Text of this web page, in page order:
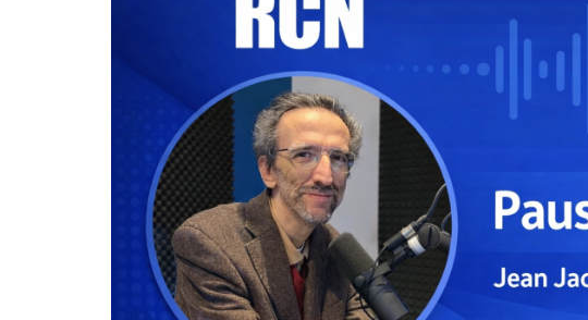
Alerte Méduses 06
Issa Nissa OGC Nice